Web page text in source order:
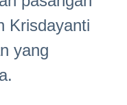
Krisdayanti
yang